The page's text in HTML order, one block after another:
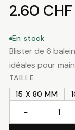
2.60 CHF
En stock
Blister de 6
idéales pour
TAILLE
15 X 80 MM
−